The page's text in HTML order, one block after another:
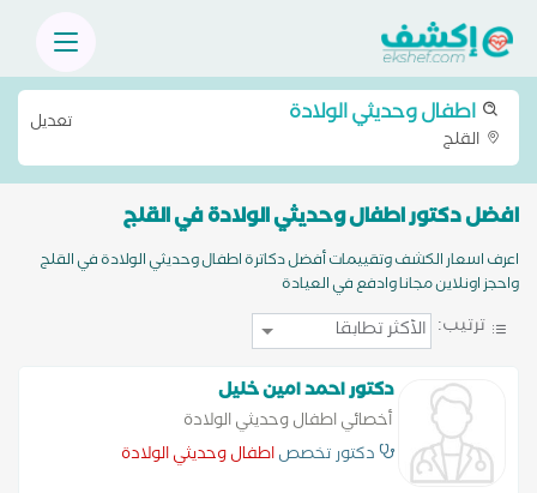
اطفال وحديثي الولادة
القلج
تعديل
افضل دكتور اطفال وحديثي الولادة في القلج
اعرف اسعار الكشف وتقييمات أفضل دكاترة اطفال وحديثي الولادة في القلج
واحجز اونلاين مجانا وادفع في العيادة
ترتيب:
دكتور احمد امين خليل
أخصائي اطفال وحديثي الولادة
دكتور تخصصاطفال وحديثي الولادة